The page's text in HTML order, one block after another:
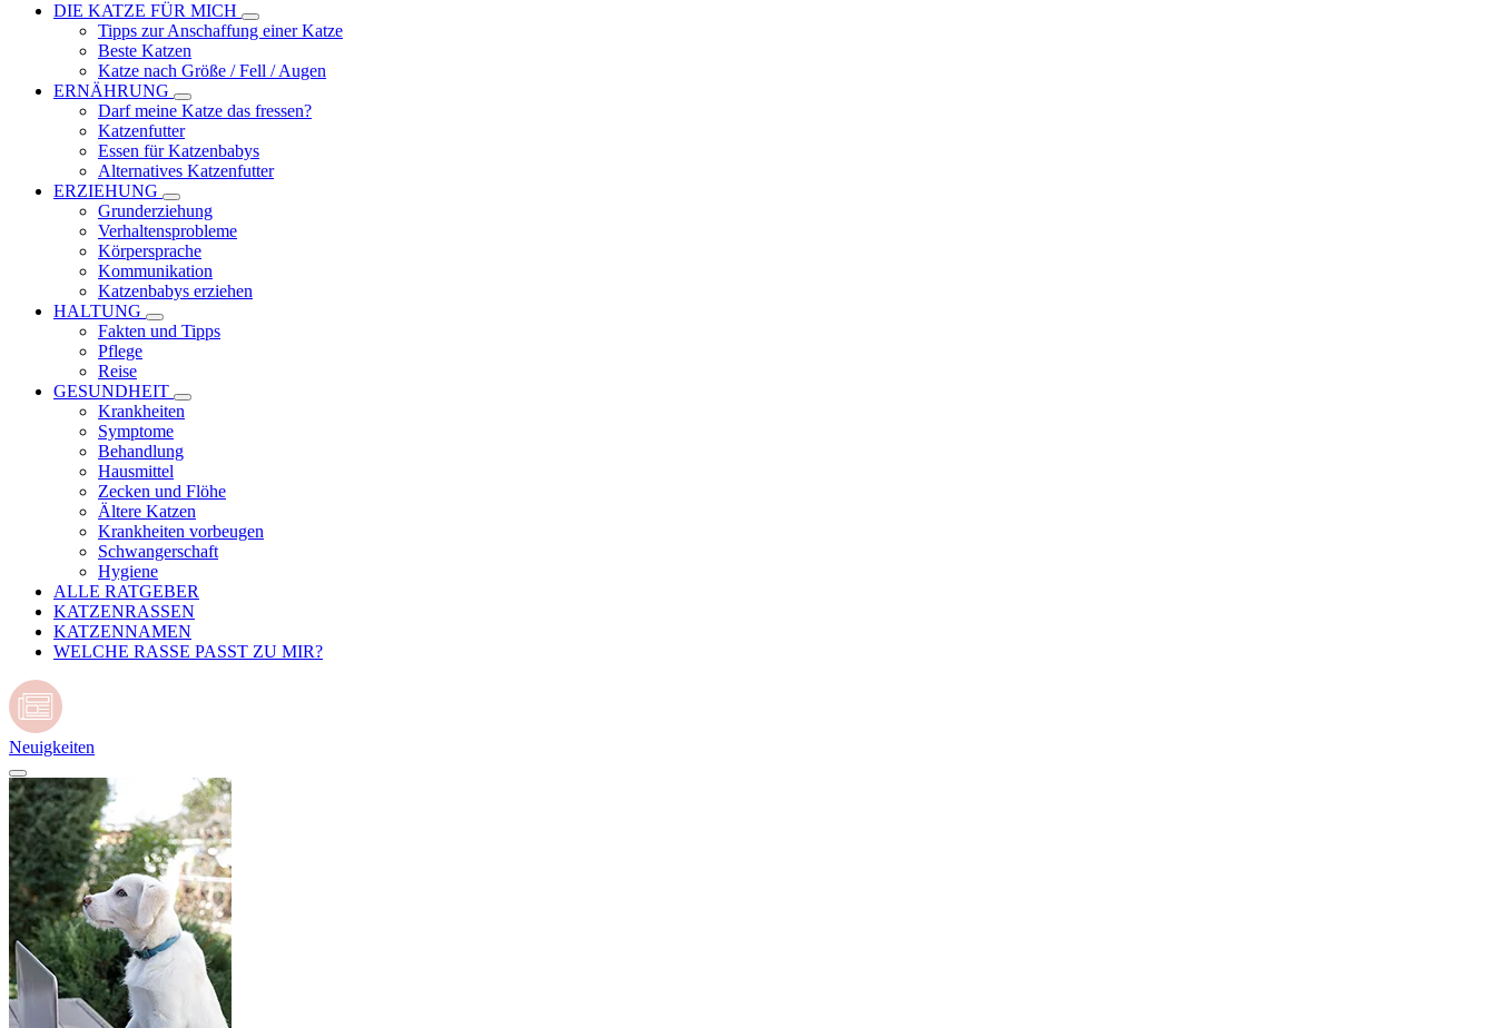
DIE KATZE FÜR MICH
Tipps zur Anschaffung einer Katze
Beste Katzen
Katze nach Größe / Fell / Augen
ERNÄHRUNG
Darf meine Katze das fressen?
Katzenfutter
Essen für Katzenbabys
Alternatives Katzenfutter
ERZIEHUNG
Grunderziehung
Verhaltensprobleme
Körpersprache
Kommunikation
Katzenbabys erziehen
HALTUNG
Fakten und Tipps
Pflege
Reise
GESUNDHEIT
Krankheiten
Symptome
Behandlung
Hausmittel
Zecken und Flöhe
Ältere Katzen
Krankheiten vorbeugen
Schwangerschaft
Hygiene
ALLE RATGEBER
KATZENRASSEN
KATZENNAMEN
WELCHE RASSE PASST ZU MIR?
Neuigkeiten